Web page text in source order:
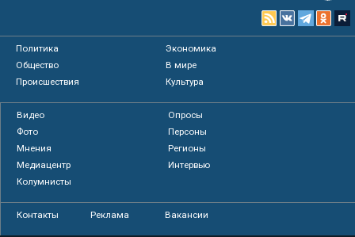
Политика
Экономика
Общество
В мире
Происшествия
Культура
Видео
Опросы
Фото
Персоны
Мнения
Регионы
Медиацентр
Интервью
Колумнисты
Контакты Реклама Вакансии